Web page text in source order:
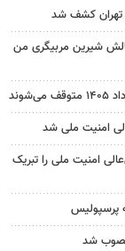
تهران کشف شد
چالش شیرین مربیگری من
امنیت ملی شد
امنیت ملی را تبریک
پرسپولیس
شد